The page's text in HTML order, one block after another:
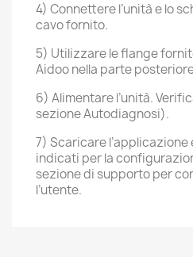
4) Connettere l’unità e lo
cavo fornito.
5) Utilizzare le flange
Aidoo nella parte
6) Alimentare l’unità.
sezione Autodiagnosi).
7) Scaricare
indicati per la
sezione di supporto per
l’utente.